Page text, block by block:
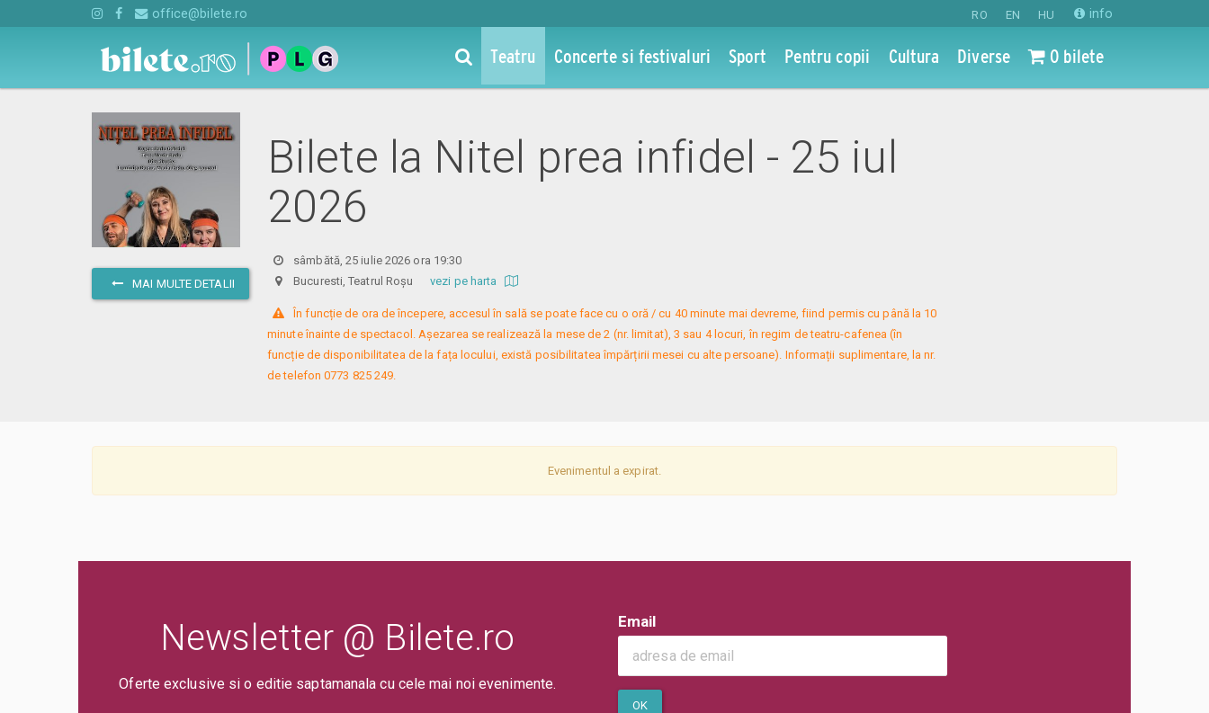
RO EN HU info
office@bilete.ro
Teatru Concerte si festivaluri Sport Pentru copii Cultura Diverse 0 bilete
MAI MULTE DETALII
Bilete la Nitel prea infidel - 25 iul
2026
sâmbătă, 25 iulie 2026 ora 19:30
Bucuresti, Teatrul Roșu vezi pe harta
În funcție de ora de începere, accesul în sală se poate face cu o oră / cu 40 minute mai devreme, fiind permis cu până la 10
minute înainte de spectacol. Așezarea se realizează la mese de 2 (nr. limitat), 3 sau 4 locuri, în regim de teatru-cafenea (în
funcție de disponibilitatea de la fața locului, există posibilitatea împărțirii mesei cu alte persoane). Informații suplimentare, la nr.
de telefon 0773 825 249.
Evenimentul a expirat.
Newsletter @ Bilete.ro
Oferte exclusive si o editie saptamanala cu cele mai noi evenimente.
Email
OK